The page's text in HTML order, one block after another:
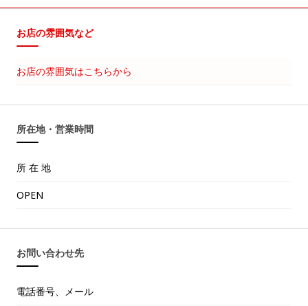
お店の雰囲気など
お店の雰囲気はこちらから
所在地・営業時間
所 在 地
OPEN
お問い合わせ先
電話番号、メール